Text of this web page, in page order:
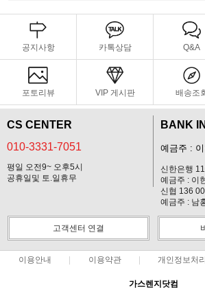
공지사항 카톡상담 Q&A
포토리뷰 VIP 게시판 배송조
CS CENTER
010-3331-7051
평일 오전9~ 오후5시
공휴일및 토.일휴무
BANK
예금주 :
신한은행
예금주 : 이
신협 136
예금주 : 남
고객센터 연결
이용안내 이용약관 개인정보처
가스렌지닷컴